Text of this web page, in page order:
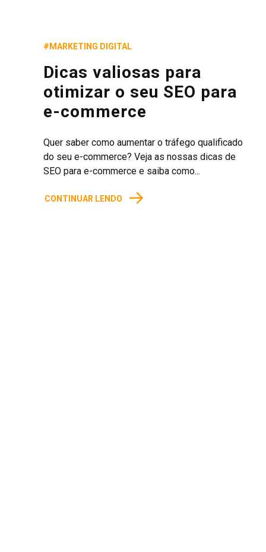
#MARKETING DIGITAL
Dicas valiosas para
otimizar o seu SEO para
e-commerce
Quer saber como aumentar o tráfego qualificado
do seu e-commerce? Veja as nossas dicas de
SEO para e-commerce e saiba como...
CONTINUAR LENDO →